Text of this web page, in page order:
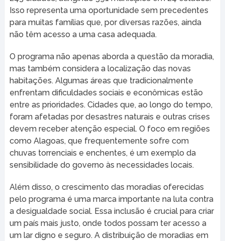
Isso representa uma oportunidade sem precedentes
para muitas famílias que, por diversas razões, ainda
não têm acesso a uma casa adequada.
O programa não apenas aborda a questão da moradia,
mas também considera a localização das novas
habitações. Algumas áreas que tradicionalmente
enfrentam dificuldades sociais e econômicas estão
entre as prioridades. Cidades que, ao longo do tempo,
foram afetadas por desastres naturais e outras crises
devem receber atenção especial. O foco em regiões
como Alagoas, que frequentemente sofre com
chuvas torrenciais e enchentes, é um exemplo da
sensibilidade do governo às necessidades locais.
Além disso, o crescimento das moradias oferecidas
pelo programa é uma marca importante na luta contra
a desigualdade social. Essa inclusão é crucial para criar
um país mais justo, onde todos possam ter acesso a
um lar digno e seguro. A distribuição de moradias em